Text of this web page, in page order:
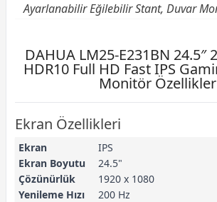
Ayarlanabilir Eğilebilir Stant, Duvar
DAHUA LM25-E231BN 24.5″
HDR10 Full HD Fast IPS
Monitör
Ekran Özellikleri
Ekran
IPS
Ekran Boyutu
24.5"
Çözünürlük
1920 x 1080
Yenileme Hızı
200 Hz